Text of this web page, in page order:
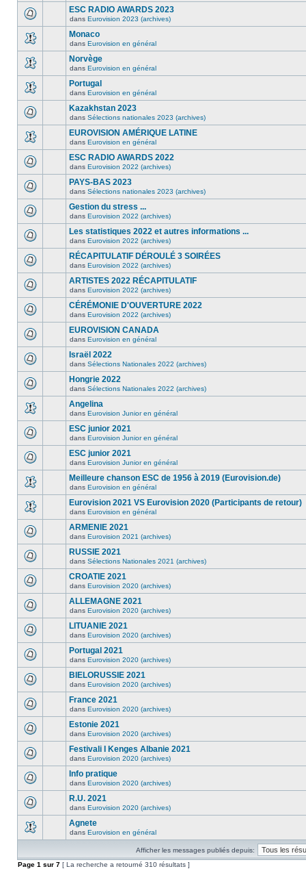
ESC RADIO AWARDS 2023
dans Eurovision 2023 (archives)
Monaco
dans Eurovision en général
Norvège
dans Eurovision en général
Portugal
dans Eurovision en général
Kazakhstan 2023
dans Sélections nationales 2023 (archives)
EUROVISION AMÉRIQUE LATINE
dans Eurovision en général
ESC RADIO AWARDS 2022
dans Eurovision 2022 (archives)
PAYS-BAS 2023
dans Sélections nationales 2023 (archives)
Gestion du stress ...
dans Eurovision 2022 (archives)
Les statistiques 2022 et autres informations ...
dans Eurovision 2022 (archives)
RÉCAPITULATIF DÉROULÉ 3 SOIRÉES
dans Eurovision 2022 (archives)
ARTISTES 2022 RÉCAPITULATIF
dans Eurovision 2022 (archives)
CÉRÉMONIE D'OUVERTURE 2022
dans Eurovision 2022 (archives)
EUROVISION CANADA
dans Eurovision en général
Israël 2022
dans Sélections Nationales 2022 (archives)
Hongrie 2022
dans Sélections Nationales 2022 (archives)
Angelina
dans Eurovision Junior en général
ESC junior 2021
dans Eurovision Junior en général
ESC junior 2021
dans Eurovision Junior en général
Meilleure chanson ESC de 1956 à 2019 (Eurovision.de)
dans Eurovision en général
Eurovision 2021 VS Eurovision 2020 (Participants de retour)
dans Eurovision en général
ARMENIE 2021
dans Eurovision 2021 (archives)
RUSSIE 2021
dans Sélections Nationales 2021 (archives)
CROATIE 2021
dans Eurovision 2020 (archives)
ALLEMAGNE 2021
dans Eurovision 2020 (archives)
LITUANIE 2021
dans Eurovision 2020 (archives)
Portugal 2021
dans Eurovision 2020 (archives)
BIELORUSSIE 2021
dans Eurovision 2020 (archives)
France 2021
dans Eurovision 2020 (archives)
Estonie 2021
dans Eurovision 2020 (archives)
Festivali I Kenges Albanie 2021
dans Eurovision 2020 (archives)
Info pratique
dans Eurovision 2020 (archives)
R.U. 2021
dans Eurovision 2020 (archives)
Agnete
dans Eurovision en général
Afficher les messages publiés depuis:
Page 1 sur 7 [ La recherche a retourné 310 résultats ]